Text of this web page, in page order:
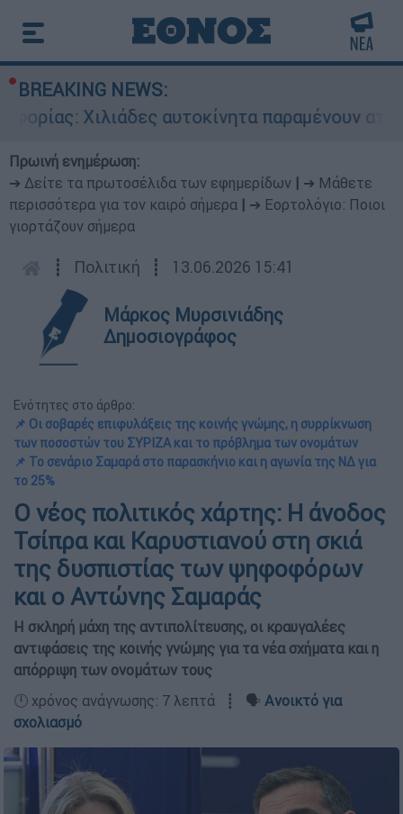
BREAKING NEWS:
Χιλιάδες αυτοκίνητα παραμένουν
Πρωινή ενημέρωση:
➔ Δείτε τα πρωτοσέλιδα των εφημερίδων
➔ Μάθετε
περισσότερα για τον καιρό σήμερα
➔ Εορτολόγιο: Ποιοι
γιορτάζουν σήμερα
┋ Πολιτική ┋ 13.06.2026 15:41
Μάρκος Μυρσινιάδης
Δημοσιογράφος
Ενότητες στο άρθρο:
📌 Οι σοβαρές επιφυλάξεις της κοινής γνώμης, η συρρίκνωση
των ποσοστών του ΣΥΡΙΖΑ και το πρόβλημα των ονομάτων
📌 Το σενάριο Σαμαρά στο παρασκήνιο και η αγωνία της ΝΔ για
το 25%
Ο νέος πολιτικός χάρτης: Η άνοδος
Τσίπρα και Καρυστιανού στη σκιά
της δυσπιστίας των ψηφοφόρων
και ο Αντώνης Σαμαράς
Η σκληρή μάχη της αντιπολίτευσης, οι κραυγαλέες
αντιφάσεις της κοινής γνώμης για τα νέα σχήματα και η
απόρριψη των ονομάτων τους
🕛 χρόνος ανάγνωσης: 7 λεπτά ┋ 🗣️ Ανοικτό για
σχολιασμό